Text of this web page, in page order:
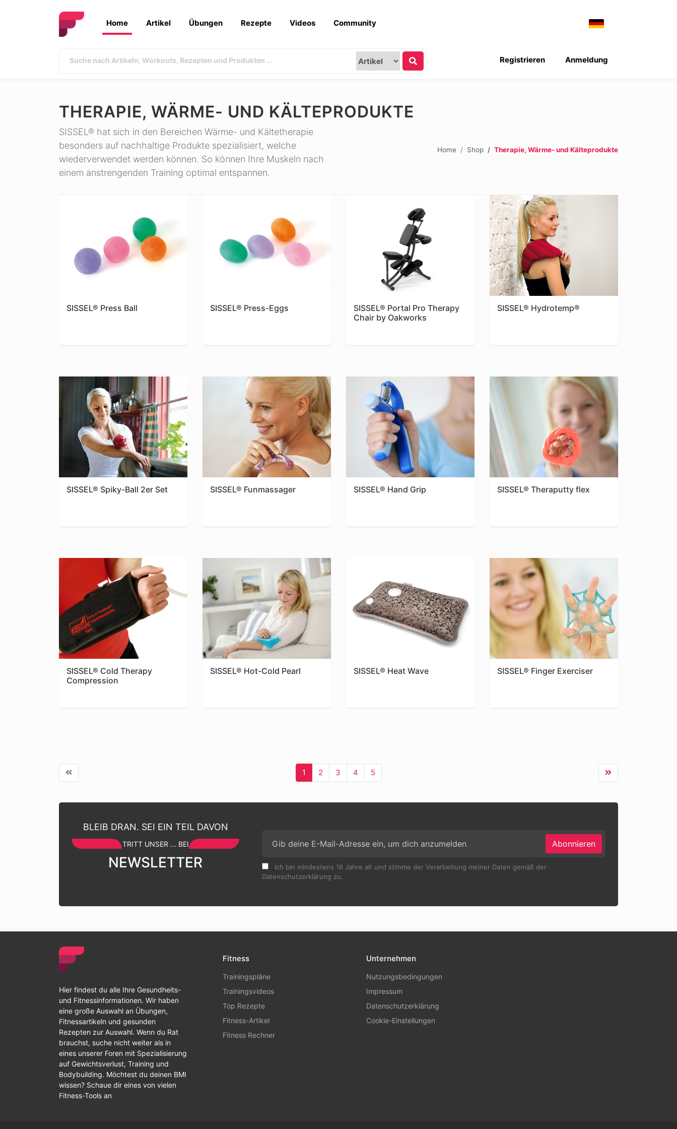
Home Artikel Übungen Rezepte Videos Community
Anmeldung
Registrieren
THERAPIE, WÄRME- UND KÄLTEPRODUKTE
SISSEL® hat sich in den Bereichen Wärme- und Kältetherapie
besonders auf nachhaltige Produkte spezialisiert, welche
wiederverwendet werden können. So können Ihre Muskeln nach
einem anstrengenden Training optimal entspannen.
Home Shop Therapie, Wärme- und Kälteprodukte
SISSEL® Press Ball SISSEL® Press-Eggs
SISSEL® Portal Pro Therapy
Chair by Oakworks
SISSEL® Hydrotemp®
SISSEL® Spiky-Ball 2er Set SISSEL® Funmassager SISSEL® Hand Grip SISSEL® Theraputty flex
SISSEL® Cold Therapy
Compression
SISSEL® Hot-Cold Pearl SISSEL® Heat Wave SISSEL® Finger Exerciser
1 2 3 4 5
BLEIB DRAN. SEI EIN TEIL DAVON
TRITT UNSER ... BEI
NEWSLETTER
Abonnieren
Ich bin mindestens 16 Jahre alt und stimme der Verarbeitung meiner Daten gemäß der
Datenschutzerklärung zu.
Hier findest du alle Ihre Gesundheits-
und Fitnessinformationen. Wir haben
eine große Auswahl an Übungen,
Fitnessartikeln und gesunden
Rezepten zur Auswahl. Wenn du Rat
brauchst, suche nicht weiter als in
eines unserer Foren mit Spezialisierung
auf Gewichtsverlust, Training und
Bodybuilding. Möchtest du deinen BMI
wissen? Schaue dir eines von vielen
Fitness-Tools an
Fitness
Trainingspläne
Trainingsvideos
Top Rezepte
Fitness-Artikel
Fitness Rechner
Unternehmen
Nutzungsbedingungen
Impressum
Datenschutzerklärung
Cookie-Einstellungen